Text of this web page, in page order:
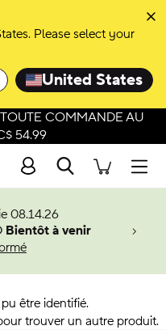
Please select your
United States
COMMANDE AU
54.99
Recherche
08.14.26
à venir
être identifié.
trouver un autre produit.